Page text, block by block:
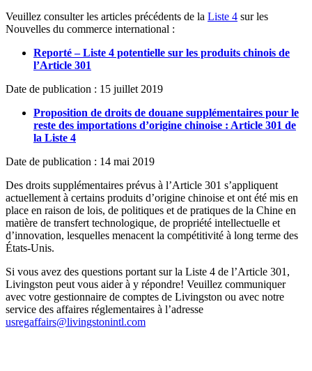
Veuillez consulter les articles précédents de la Liste 4 sur les
Nouvelles du commerce international :
Reporté – Liste 4 potentielle sur les produits chinois de
l’Article 301
Date de publication : 15 juillet 2019
Proposition de droits de douane supplémentaires pour le
reste des importations d’origine chinoise : Article 301 de
la Liste 4
Date de publication : 14 mai 2019
Des droits supplémentaires prévus à l’Article 301 s’appliquent
actuellement à certains produits d’origine chinoise et ont été mis en
place en raison de lois, de politiques et de pratiques de la Chine en
matière de transfert technologique, de propriété intellectuelle et
d’innovation, lesquelles menacent la compétitivité à long terme des
États-Unis.
Si vous avez des questions portant sur la Liste 4 de l’Article 301,
Livingston peut vous aider à y répondre! Veuillez communiquer
avec votre gestionnaire de comptes de Livingston ou avec notre
service des affaires réglementaires à l’adresse
usregaffairs@livingstonintl.com